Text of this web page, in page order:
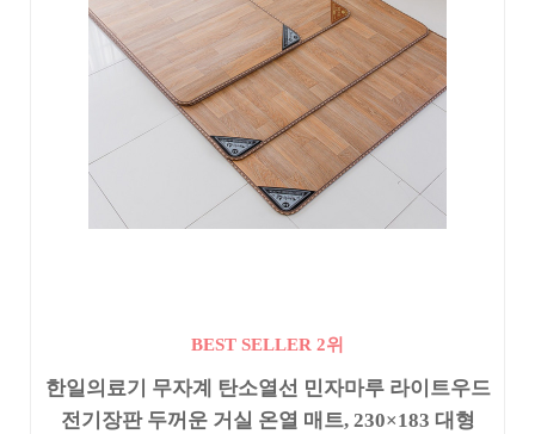
BEST SELLER 2위
한일의료기 무자계 탄소열선 민자마루 라이트우드
전기장판 두꺼운 거실 온열 매트, 230×183 대형